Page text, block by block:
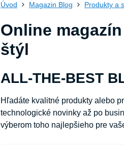
Úvod Magazin Blog Produkty a
Online
štýl
ALL-THE-BEST
Hľadáte kvalitné produkty alebo
technologické novinky až po
výberom toho najlepšieho pre